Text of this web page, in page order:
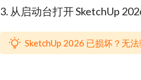
引擎支持实时光线追踪，提升
材质与环境增强：通过生成
3. 从启动台打开 SketchUp
SketchUp 2026 已损坏？无